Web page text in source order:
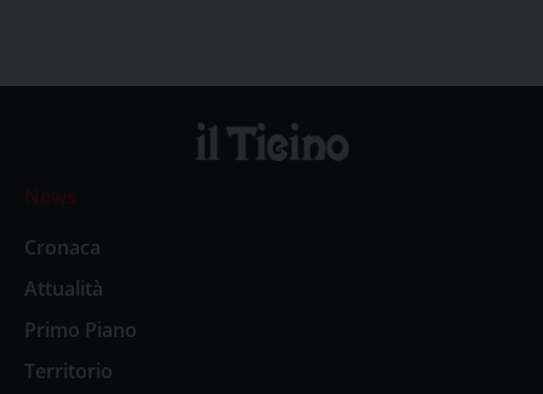
News
Cronaca
Attualità
Primo Piano
Territorio